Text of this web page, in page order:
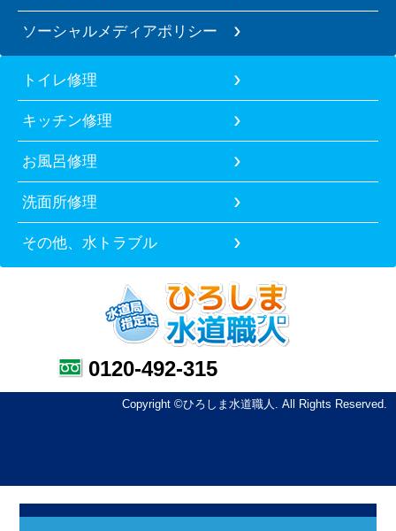
ソーシャルメディアポリシー
トイレ修理
キッチン修理
お風呂修理
洗面所修理
その他、水トラブル
0120-492-315
Copyright ©ひろしま水道職人. All Rights Reserved.